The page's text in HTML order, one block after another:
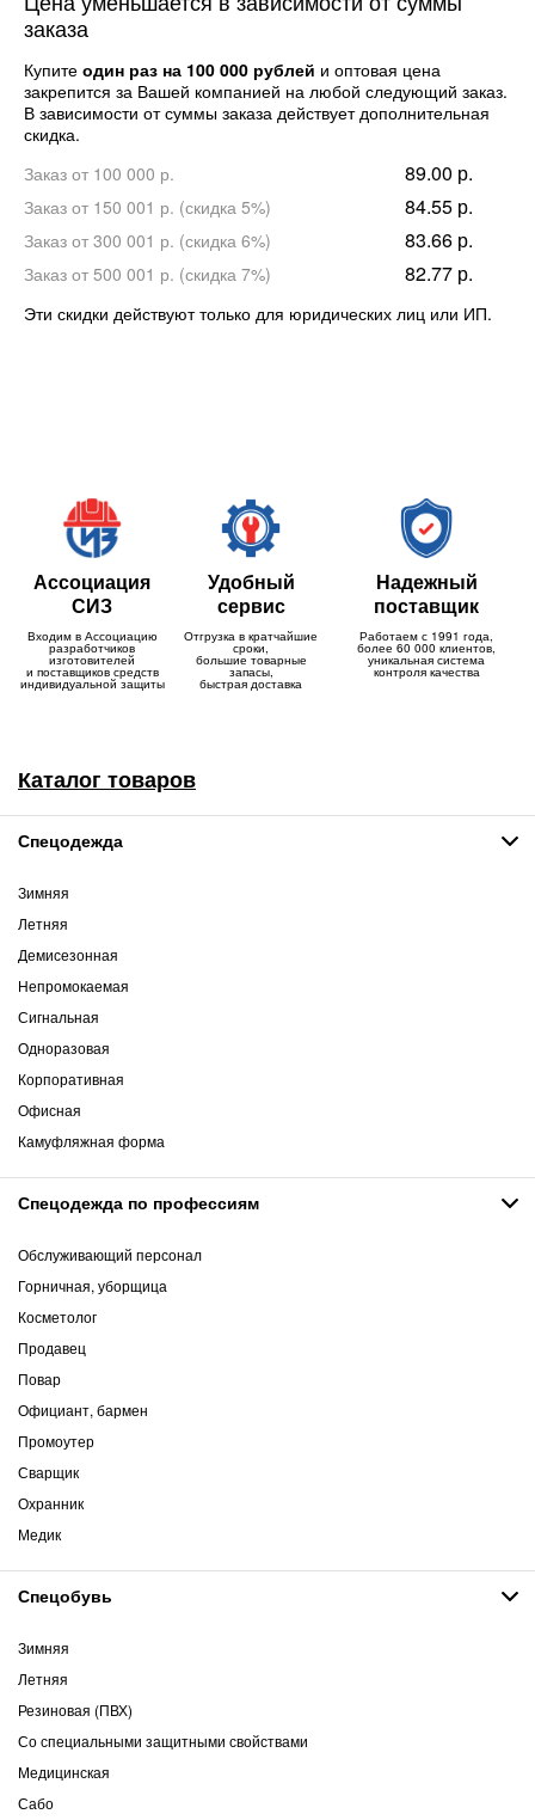
заказа
Купите один раз на 100 000 рублей и оптовая цена
закрепится за Вашей компанией на любой следующий заказ.
В зависимости от суммы заказа действует дополнительная
скидка.
Заказ от 100 000 р.
89.00 р.
Заказ от 150 001 р. (скидка 5%) 84.55 р.
Заказ от 300 001 р. (скидка 6%) 83.66 р.
Заказ от 500 001 р. (скидка 7%) 82.77 р.
Эти скидки действуют только для юридических лиц или ИП.
Ассоциация
СИЗ
Входим в Ассоциацию
разработчиков
изготовителей
и поставщиков средств
индивидуальной защиты
Удобный
сервис
Отгрузка в кратчайшие
сроки,
большие товарные
запасы,
быстрая доставка
Надежный
поставщик
Работаем с 1991 года,
более 60 000 клиентов,
уникальная система
контроля качества
Каталог товаров
Спецодежда
Зимняя
Летняя
Демисезонная
Непромокаемая
Сигнальная
Одноразовая
Корпоративная
Офисная
Камуфляжная форма
Спецодежда по профессиям
Обслуживающий персонал
Горничная, уборщица
Косметолог
Продавец
Повар
Официант, бармен
Промоутер
Сварщик
Охранник
Медик
Спецобувь
Зимняя
Летняя
Резиновая (ПВХ)
Со специальными защитными свойствами
Медицинская
Сабо